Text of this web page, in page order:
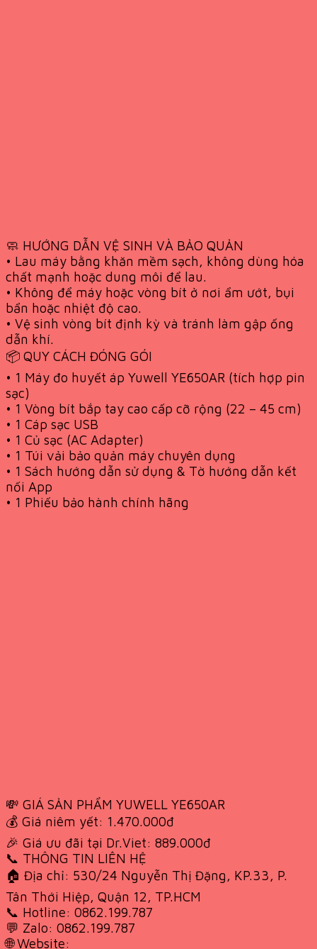
🧼 HƯỚNG DẪN VỆ SINH VÀ BẢO QUẢN
• Lau máy bằng khăn mềm sạch, không dùng hóa
chất mạnh hoặc dung môi để lau.
• Không để máy hoặc vòng bít ở nơi ẩm ướt, bụi
bẩn hoặc nhiệt độ cao.
• Vệ sinh vòng bít định kỳ và tránh làm gập ống
dẫn khí.
📦 QUY CÁCH ĐÓNG GÓI
• 1 Máy đo huyết áp Yuwell YE650AR (tích hợp pin
sạc)
• 1 Vòng bít bắp tay cao cấp cỡ rộng (22 – 45 cm)
• 1 Cáp sạc USB
• 1 Củ sạc (AC Adapter)
• 1 Túi vải bảo quản máy chuyên dụng
• 1 Sách hướng dẫn sử dụng & Tờ hướng dẫn kết
nối App
• 1 Phiếu bảo hành chính hãng
💸 GIÁ SẢN PHẨM YUWELL YE650AR
💰 Giá niêm yết: 1.470.000đ
🎉 Giá ưu đãi tại Dr.Viet: 889.000đ
📞 THÔNG TIN LIÊN HỆ
🏠 Địa chỉ: 530/24 Nguyễn Thị Đặng, KP.33, P.
Tân Thới Hiệp, Quận 12, TP.HCM
📞 Hotline: 0862.199.787
💬 Zalo: 0862.199.787
🌐 Website: